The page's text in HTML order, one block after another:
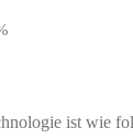
ist wie